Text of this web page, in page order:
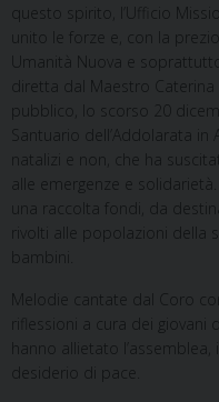
questo spirito, l’Ufficio
unito le forze e, con la
Umanità Nuova e
diretta dal Maestro
pubblico, lo scorso 20
Santuario dell’Addolarata
natalizi e non, che ha
alle emergenze e
una raccolta fondi, da
rivolti alle popolazioni della
bambini.
Melodie cantate dal Coro
riflessioni a cura dei giovani
hanno allietato
desiderio di pace.